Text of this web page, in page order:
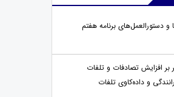
و دستورالعمل‌های برنامه هفتم
بر افزایش تصادفات و تلفات
و داده‌کاوی تلفات